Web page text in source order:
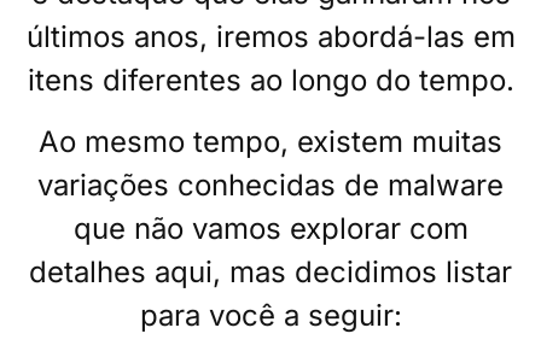
últimos anos, iremos abordá-las em
itens diferentes ao longo do tempo.
Ao mesmo tempo, existem muitas
variações conhecidas de malware
que não vamos explorar com
detalhes aqui, mas decidimos listar
para você a seguir: